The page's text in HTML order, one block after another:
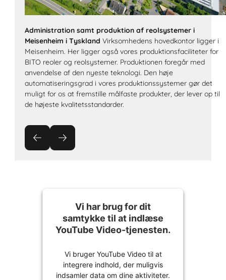
Administration samt produktion af reolsystemer i
Meisenheim i Tyskland Virksomhedens hovedkontor ligger i
Meisenheim. Her ligger også vores produktionsfaciliteter for
BITO reoler og reolsystemer. Produktionen foregår med
anvendelse af den nyeste teknologi. Den høje
automatiseringsgrad i vores produktionssystemer gør det
muligt for os at fremstille målfaste produkter, der lever op til
de højeste kvalitetsstandarder.
Vi har brug for dit
samtykke til at indlæse
YouTube Video-tjenesten.
Vi bruger YouTube Video til at
integrere indhold, der muligvis
indsamler data om dine aktiviteter.